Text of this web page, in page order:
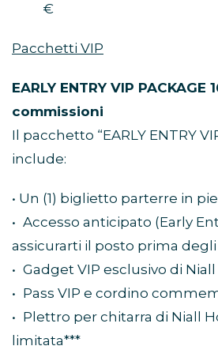
€
Pacchetti VIP
EARLY ENTRY VIP PACKAGE
commissioni
Il pacchetto “EARLY ENTRY
include:
• Un (1) biglietto parterre in
• Accesso anticipato (Early
assicurarti il posto prima
• Gadget VIP esclusivo di
• Pass VIP e cordino
• Plettro per chitarra di Niall
limitata***